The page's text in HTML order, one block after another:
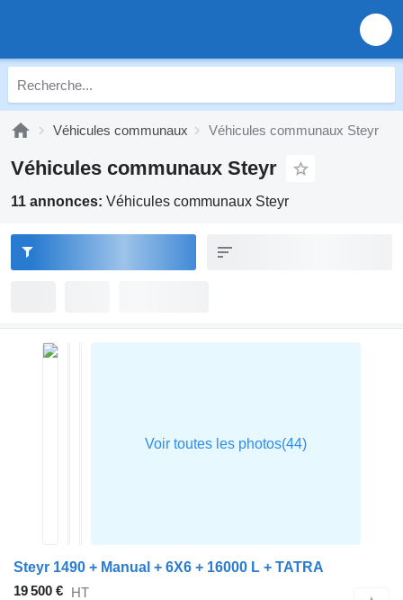
Véhicules communaux Véhicules communaux Steyr
Véhicules communaux Steyr
11 annonces: Véhicules communaux Steyr
Steyr 1490 + Manual + 6X6 + 16000 L + TATRA
19 500 € HT